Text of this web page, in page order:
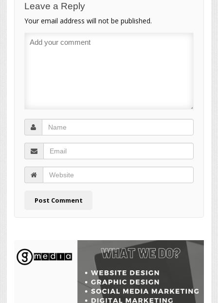
Leave a Reply
Your email address will not be published.